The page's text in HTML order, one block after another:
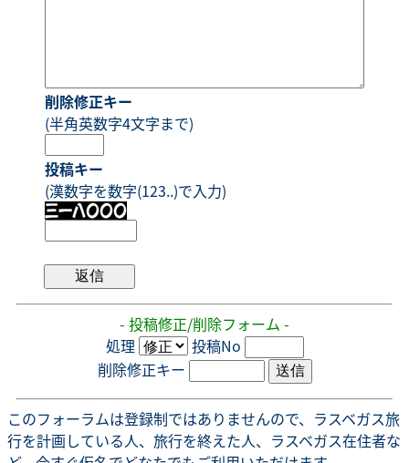
削除修正キー
(半角英数字4文字まで)
投稿キー
(漢数字を数字(123..)で入力)
- 投稿修正/削除フォーム -
処理
投稿No
削除修正キー
このフォーラムは登録制ではありませんので、ラスベガス旅
行を計画している人、旅行を終えた人、ラスベガス在住者な